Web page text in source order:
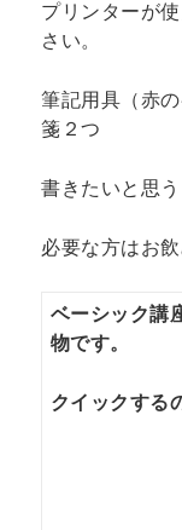
プリンターが
さい。
筆記用具（赤
箋２つ
書きたいと思
必要な方はお
ベーシック講
物です。
クイックする